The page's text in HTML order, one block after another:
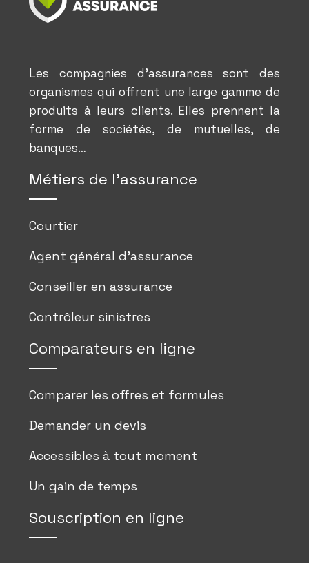
Les compagnies d’assurances sont des
organismes qui offrent une large gamme de
produits à leurs clients. Elles prennent la
forme de sociétés, de mutuelles, de
banques…
Métiers de l’assurance
Courtier
Agent général d’assurance
Conseiller en assurance
Contrôleur sinistres
Comparateurs en ligne
Comparer les offres et formules
Demander un devis
Accessibles à tout moment
Un gain de temps
Souscription en ligne